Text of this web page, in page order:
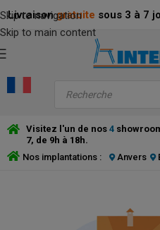
Skip to navigation
Skip to main content
Livraison gratuite sous 3 à 7
Visitez l'un de nos 4
7, de 9h à 18h.
Nos implantations :
Anvers